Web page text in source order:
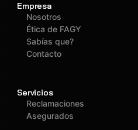
Empresa
Nosotros
Ética de FAGY
Sabías que?
Contacto
Servicios
Reclamaciones
Asegurados